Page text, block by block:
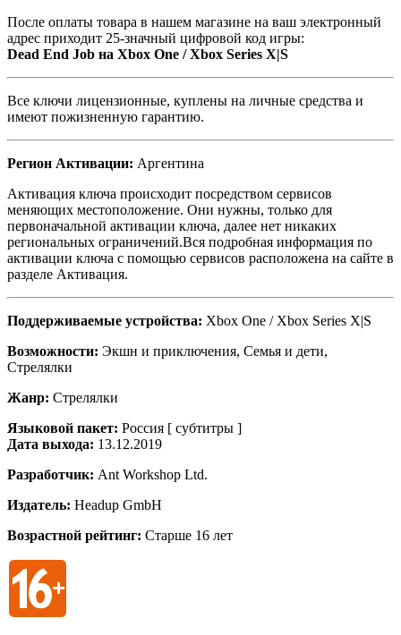
После оплаты товара в нашем магазине на ваш электронный
адрес приходит 25-значный цифровой код игры:
Dead End Job на Xbox One / Xbox Series X|S
Все ключи лицензионные, куплены на личные средства и
имеют пожизненную гарантию.
Регион Активации: Аргентина
Активация ключа происходит посредством сервисов
меняющих местоположение. Они нужны, только для
первоначальной активации ключа, далее нет никаких
региональных ограничений.Вся подробная информация по
активации ключа с помощью сервисов расположена на сайте в
разделе Активация.
Поддерживаемые устройства: Xbox One / Xbox Series X|S
Возможности: Экшн и приключения, Семья и дети,
Стрелялки
Жанр: Стрелялки
Языковой пакет: Россия [ субтитры ]
Дата выхода: 13.12.2019
Разработчик: Ant Workshop Ltd.
Издатель: Headup GmbH
Возрастной рейтинг: Старше 16 лет